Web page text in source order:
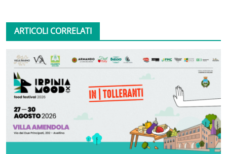
ARTICOLI CORRELATI